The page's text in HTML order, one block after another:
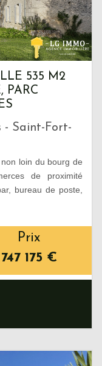
535 M2
PARC
- Saint-Fort-
loin du bourg de
de proximité
bureau de poste,
Prix
747 175 €